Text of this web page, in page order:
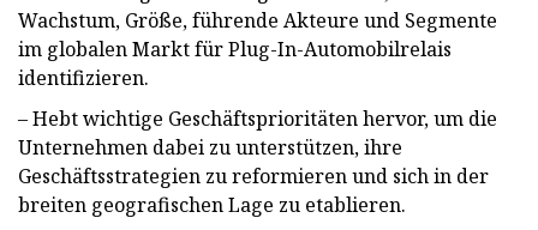
Wachstum, Größe, führende Akteure und Segmente
im globalen Markt für Plug-In-Automobilrelais
identifizieren.
– Hebt wichtige Geschäftsprioritäten hervor, um die
Unternehmen dabei zu unterstützen, ihre
Geschäftsstrategien zu reformieren und sich in der
breiten geografischen Lage zu etablieren.